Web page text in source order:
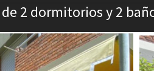
2 dormitorios y 2